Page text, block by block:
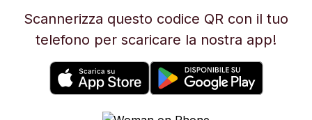
Scannerizza questo codice QR con il tuo
telefono per scaricare la nostra app!